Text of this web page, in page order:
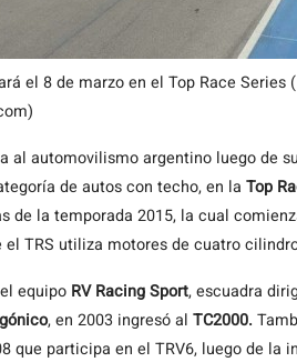
el 8 de marzo en el Top Race Series
al automovilismo argentino luego de
de autos con techo, en la Top
de la temporada 2015, la cual
el TRS utiliza motores de cuatro
equipo RV Racing Sport, escuadra
, en 2003 ingresó al TC2000.
que participa en el TRV6, luego de